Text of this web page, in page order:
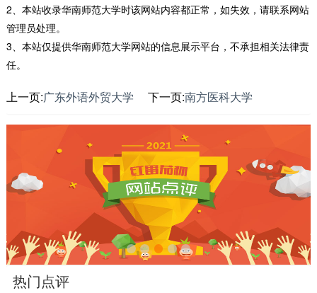
2、本站收录华南师范大学时该网站内容都正常，如失效，请联系网站
管理员处理。
3、本站仅提供华南师范大学网站的信息展示平台，不承担相关法律责
任。
上一页:广东外语外贸大学 下一页:南方医科大学
热门点评